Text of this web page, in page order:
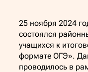
25 ноября 2024
состоялся
учащихся к
формате ОГЭ».
проводилось в